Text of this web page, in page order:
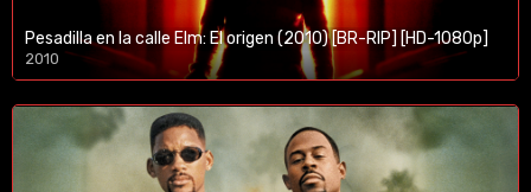
Pesadilla en la calle Elm: El origen (2010) [BR-RIP] [HD-1080p]
2010
1080p/720p